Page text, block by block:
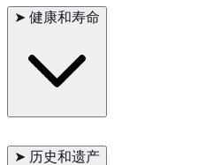
通常健康，但定期的兽医检查是保持
➤ 健康和寿命
次要问题：牙龈炎
➤ 历史和遗产